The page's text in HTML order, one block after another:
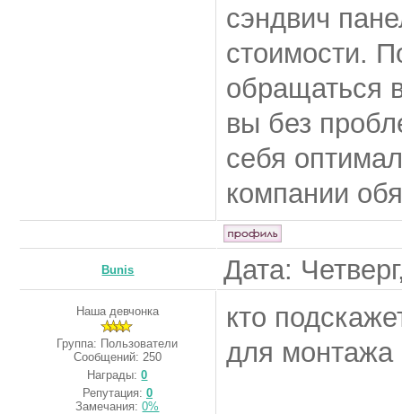
сэндвич
стоимости.
обращаться
вы без
себя
компании
Bunis Дата:
Наша девчонка
Группа: Пользователи
Сообщений: 250
Награды:0
Репутация: 0
Замечания:0%
кто
для монтажа